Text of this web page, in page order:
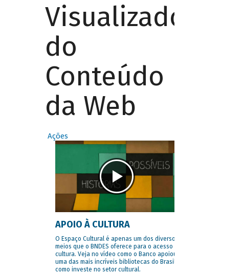
Visualizador
do
Conteúdo
da Web
Ações
APOIO À CULTURA
O Espaço Cultural é apenas um dos diversos
meios que o BNDES oferece para o acesso à
cultura. Veja no vídeo como o Banco apoiou
uma das mais incríveis bibliotecas do Brasil e
como investe no setor cultural.